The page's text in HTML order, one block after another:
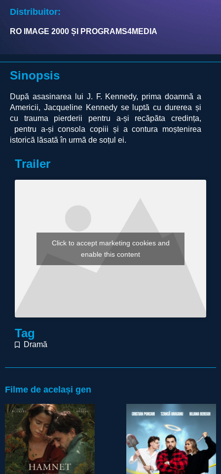
Distribuitor:
RO IMAGE 2000 ȘI PROGRAMS4MEDIA
Sinopsis
După asasinarea lui J. F. Kennedy, prima doamnă a
Americii, Jacqueline Kennedy se luptă cu durerea și
cu trauma pierderii pentru a-și recăpăta credința,
pentru a-și consola copiii și a contura moștenirea
istorică lăsată în urmă de soțul ei.
Trailer
Click to accept marketing cookies and
enable this content
Tag
Dramă
Filme de același gen